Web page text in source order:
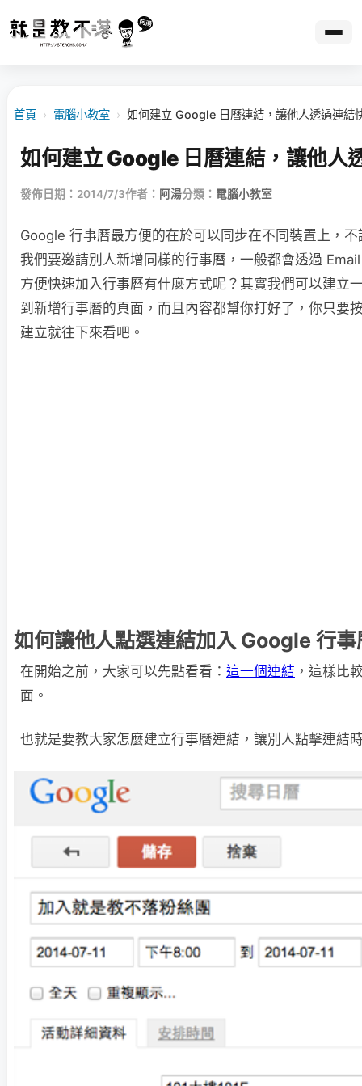
首頁 › 電腦小教室 › 如何建立 Google 日曆連結，讓他人透過連結
如何建立 Google 日曆連結，讓他人
發佈日期：2014/7/3作者： 阿湯分類： 電腦小教室
Google 行事曆最方便的在於可以同步在不同裝置上，
我們要邀請別人新增同樣的行事曆，一般都會透過
方便快速加入行事曆有什麼方式呢？其實我們可以建立
到新增行事曆的頁面，而且內容都幫你打好了，你只要
建立就往下來看吧。
如何讓他人點選連結加入 Google 行事
在開始之前，大家可以先點看看： 這一個連結 ，這樣比
面。
也就是要教大家怎麼建立行事曆連結，讓別人點擊連結